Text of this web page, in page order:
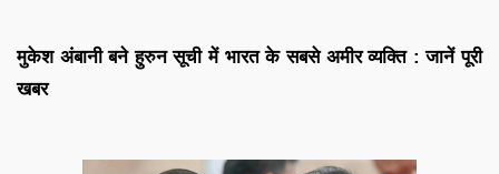
मुकेश अंबानी बने हुरुन सूची में भारत के सबसे अमीर व्यक्ति : जानें पूरी
खबर